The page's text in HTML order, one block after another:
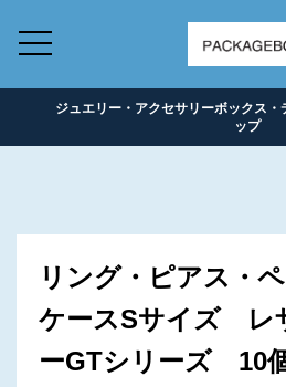
ジュエリー・アクセサリーボックス・
ップ
リング・ピアス・
ケースSサイズ レ
ーGTシリーズ 10